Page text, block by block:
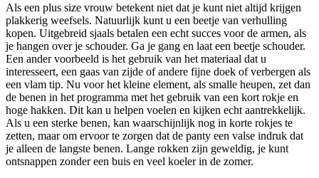
Als een plus size vrouw betekent niet dat je kunt niet altijd krijgen
plakkerig weefsels. Natuurlijk kunt u een beetje van verhulling
kopen. Uitgebreid sjaals betalen een echt succes voor de armen, als
je hangen over je schouder. Ga je gang en laat een beetje schouder.
Een ander voorbeeld is het gebruik van het materiaal dat u
interesseert, een gaas van zijde of andere fijne doek of verbergen als
een vlam tip. Nu voor het kleine element, als smalle heupen, zet dan
de benen in het programma met het gebruik van een kort rokje en
hoge hakken. Dit kan u helpen voelen en kijken echt aantrekkelijk.
Als u een sterke benen, kan waarschijnlijk nog in korte rokjes te
zetten, maar om ervoor te zorgen dat de panty een valse indruk dat
je alleen de langste benen. Lange rokken zijn geweldig, je kunt
ontsnappen zonder een buis en veel koeler in de zomer.